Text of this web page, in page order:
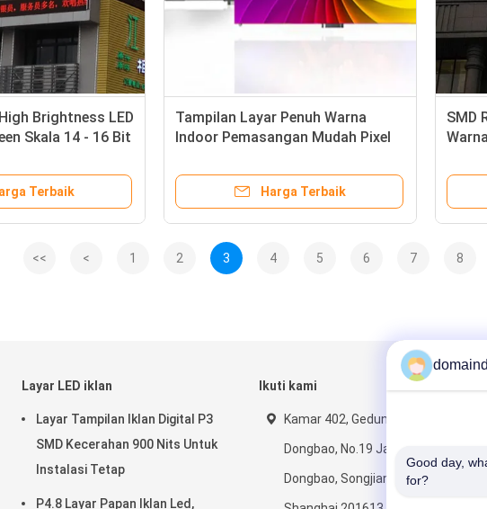
Brightness LED
Skala 14 - 16 Bit
Terbaik
Tampilan Layar Penuh Warna
Indoor Pemasangan Mudah Pixel
Dagang
Harga Terbaik
SMD
<< < 1 2 3 4 5 6 7 8
Layar LED iklan
Layar Tampilan Iklan Digital P3
SMD Kecerahan 900 Nits Untuk
Instalasi Tetap
P4.8 Layar Papan Iklan Led,
Ikuti kami
Kamar 402, Gedung
Dongbao, No.19 Jalan
Dongbao, Songjiang,
Good day,
for?